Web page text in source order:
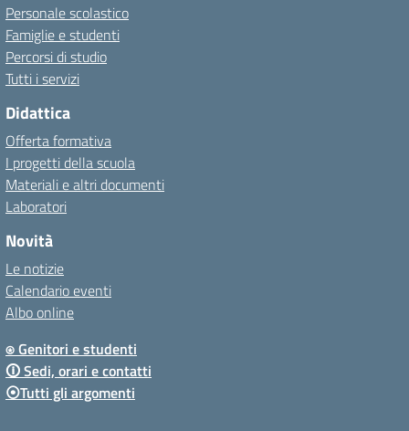
Personale scolastico
Famiglie e studenti
Percorsi di studio
Tutti i servizi
Didattica
Offerta formativa
I progetti della scuola
Materiali e altri documenti
Laboratori
Novità
Le notizie
Calendario eventi
Albo online
⍟ Genitori e studenti
🛈 Sedi, orari e contatti
⦿Tutti gli argomenti